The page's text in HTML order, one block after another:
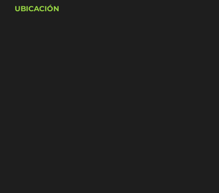
UBICACIÓN